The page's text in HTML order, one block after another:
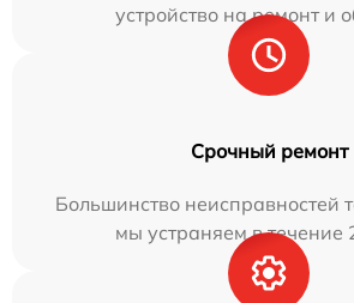
устройство на ремонт и
Срочный ремонт
Большинство неисправностей
мы устраняем в течение